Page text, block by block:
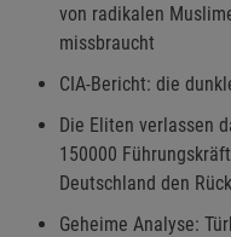
von radikalen
missbraucht
CIA-Bericht: die
Die Eliten verlassen
150000
Deutschland den
Geheime Analyse: